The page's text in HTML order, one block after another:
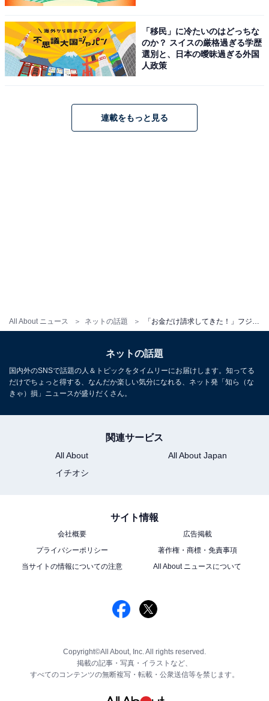
All About ニュース ネットの話題
「移民」に冷たいのはどっちな
のか？ スイスの厳格過ぎる学歴
選別と、日本の曖昧過ぎる外国
人政策
連載をもっと見る
ネットの話題
国内外のSNSで話題の人＆トピックをタイムリーにお届けします。知ってる
だけでちょっと得する、なんだか楽しい気分になれる、ネット発「知ら（な
きゃ）損」ニュースが盛りだくさん。
関連サービス
All About
All About Japan
イチオシ
サイト情報
会社概要
広告掲載
プライバシーポリシー
著作権・商標・免責事項
当サイトの情報についての注意
All About ニュースについて
Copyright©All About, Inc. All rights reserved.
掲載の記事・写真・イラストなど、
すべてのコンテンツの無断複写・転載・公衆送信等を禁じます。